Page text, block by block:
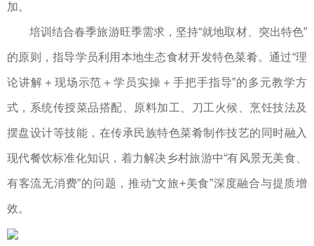
加。
培训结合春季旅游旺季需求，坚持“就地取材、突出特色”
的原则，指导学员利用本地生态食材开发特色菜肴。通过“理
论讲解＋现场示范＋学员实操＋手把手指导”的多元教学方
式，系统传授菜品搭配、原料加工、刀工火候、烹饪技法及
摆盘设计等技能，在传承民族特色菜肴制作技艺的同时融入
现代餐饮标准化知识，着力解决乡村旅游中“有风景无美食、
有客流无消费”的问题，推动“文旅+美食”深度融合与提质增
效。